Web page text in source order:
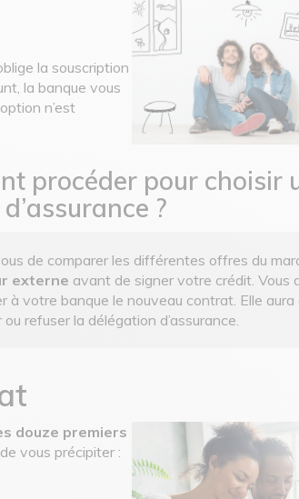
la souscription
la banque vous
n’est
procéder pour choisir
?
de comparer les différentes offres du
externe avant de signer votre crédit. Vous
à votre banque le nouveau contrat. Elle aura
refuser la délégation d’assurance.
douze premiers
vous précipiter :